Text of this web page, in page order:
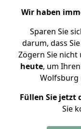
Wir haben
Sparen Sie
darum, dass
Zögern Sie nicht
heute, um
Wolfsburg
Füllen Sie jetzt
Sie